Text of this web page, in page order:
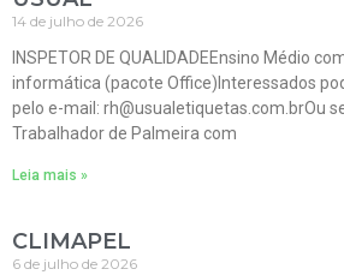
14 de julho de 2026
INSPETOR DE QUALIDADEEnsino Médio
informática (pacote Office)Interessados
pelo e-mail: rh@usualetiquetas.com.brOu
Trabalhador de Palmeira com
Leia mais »
CLIMAPEL
6 de julho de 2026